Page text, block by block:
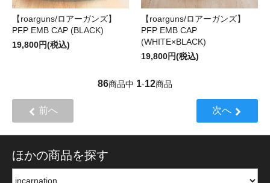
【roarguns/ロアーガンズ】
PFP EMB CAP (BLACK)
19,800円(税込)
【roarguns/ロアーガンズ】
PFP EMB CAP
(WHITE×BLACK)
19,800円(税込)
86商品中 1-12商品
前へ 次へ
ほかの商品を探す